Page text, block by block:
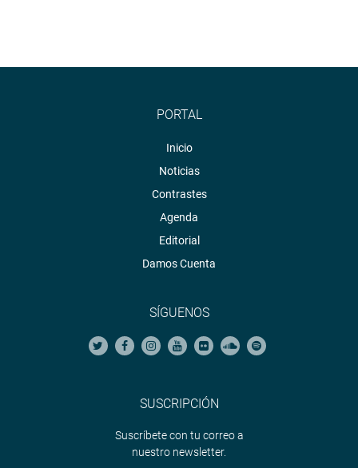
PORTAL
Inicio
Noticias
Contrastes
Agenda
Editorial
Damos Cuenta
SÍGUENOS
SUSCRIPCIÓN
Suscríbete con tu correo a
nuestro newsletter.